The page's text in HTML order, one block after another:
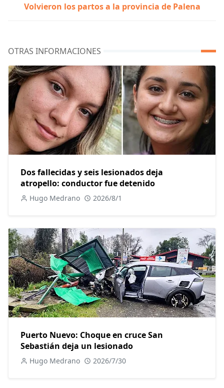
Volvieron los partos a la provincia de Palena
OTRAS INFORMACIONES
Dos fallecidas y seis lesionados deja
atropello: conductor fue detenido
Hugo Medrano 2026/8/1
Puerto Nuevo: Choque en cruce San
Sebastián deja un lesionado
Hugo Medrano 2026/7/30